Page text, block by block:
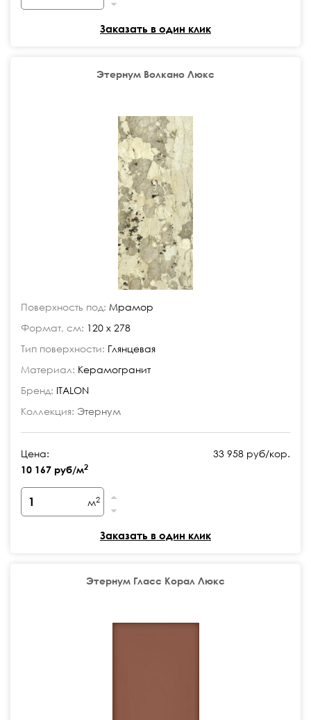
Заказать в один клик
Этернум Волкано Люкс
Поверхность под: Мрамор
Формат, см: 120 x 278
Тип поверхности: Глянцевая
Материал: Керамогранит
Бренд: ITALON
Коллекция: Этернум
Цена:
10 167 руб/м2
33 958 руб/кор.
м2
Заказать в один клик
Этернум Гласс Корал Люкс